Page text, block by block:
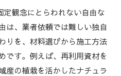
浜松市のポイント
成功は計画と準備が鍵
松外構工事の注意点とは
観念にとらわれない自由な
は、業者依頼では難しい独自
りを、材料選びから施工方法
です。例えば、再利用資材を
産の植栽を活かしたナチュラ